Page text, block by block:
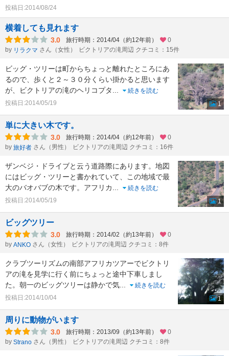
投稿日:2014/08/24
横着しても見れます
3.0 旅行時期：2014/04（約12年前）
0
by リラクマ さん（女性） ビクトリアの滝周辺 クチコミ：15件
ビッグ・ツリーは町からちょっと離れたところにあ
るので、歩くと２～３０分くらい掛かると思います
が、ビクトリアの滝のヘリコプタ...
続きを読む
投稿日:2014/05/19
1
単に大きい木です。
3.0 旅行時期：2014/04（約12年前）
0
by 旅好者 さん（男性） ビクトリアの滝周辺 クチコミ：16件
ザンベジ・ドライブと云う道路際にあります。地図
にはビッグ・ツリーと書かれていて、この地域で最
大のバオバブの木です。アフリカ...
続きを読む
投稿日:2014/05/19
1
ビッグツリー
3.0 旅行時期：2014/02（約13年前）
0
by ANKO さん（女性） ビクトリアの滝周辺 クチコミ：8件
クラブツーリズムの南部アフリカツアーでビクトリ
アの滝を見学に行く前にちょっと途中下車しまし
た。朝一のビッグツリーは静かで気...
続きを読む
投稿日:2014/10/04
1
周りに動物がいます
3.0 旅行時期：2013/09（約13年前）
0
by Strano さん（男性） ビクトリアの滝周辺 クチコミ：8件